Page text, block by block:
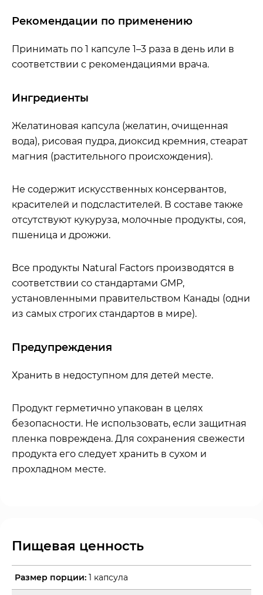
Рекомендации по применению
Принимать по 1 капсуле 1–3 раза в день или в
соответствии с рекомендациями врача.
Ингредиенты
Желатиновая капсула (желатин, очищенная
вода), рисовая пудра, диоксид кремния, стеарат
магния (растительного происхождения).
Не содержит искусственных консервантов,
красителей и подсластителей. В составе также
отсутствуют кукуруза, молочные продукты, соя,
пшеница и дрожжи.
Все продукты Natural Factors производятся в
соответствии со стандартами GMP,
установленными правительством Канады (одни
из самых строгих стандартов в мире).
Предупреждения
Хранить в недоступном для детей месте.
Продукт герметично упакован в целях
безопасности. Не использовать, если защитная
пленка повреждена. Для сохранения свежести
продукта его следует хранить в сухом и
прохладном месте.
Пищевая ценность
Размер порции: 1 капсула